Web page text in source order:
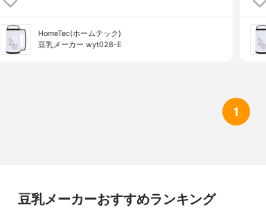
HomeTec(ホームテック)
豆乳メーカー wyt028-E
1
豆乳メーカーおすすめランキング